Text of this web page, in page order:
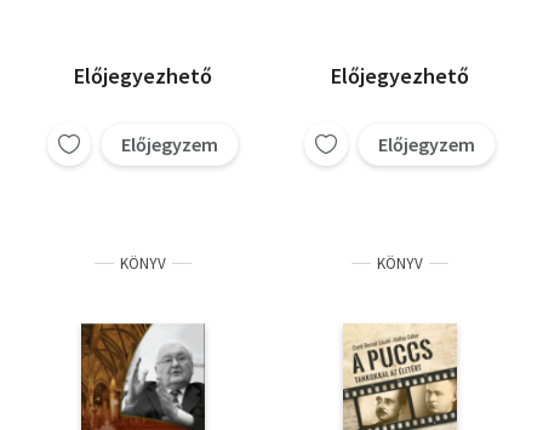
Előjegyezhető
Előjegyzem
Előjegyezhető
Előjegyzem
KÖNYV KÖNYV